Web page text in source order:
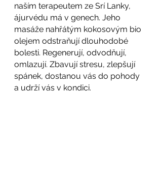
naším terapeutem ze Srí Lanky,
ájurvédu má v genech. Jeho
masáže nahřátým kokosovým bio
olejem odstraňují dlouhodobé
bolesti. Regenerují, odvodňují,
omlazují. Zbavují stresu, zlepšují
spánek, dostanou vás do pohody
a udrží vás v kondici.